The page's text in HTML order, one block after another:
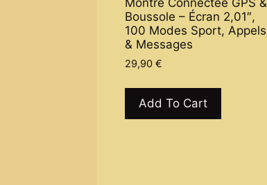
Boussole – Écran 2,01″,
100 Modes Sport, Appels
& Messages
29,90 €
Add To Cart
has